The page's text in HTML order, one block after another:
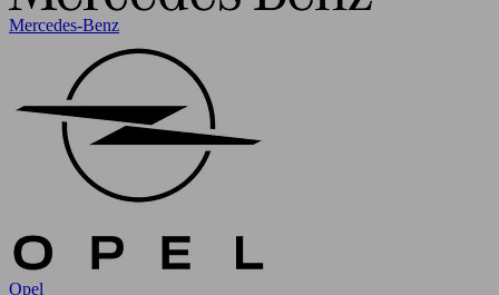
Mercedes-Benz
Opel